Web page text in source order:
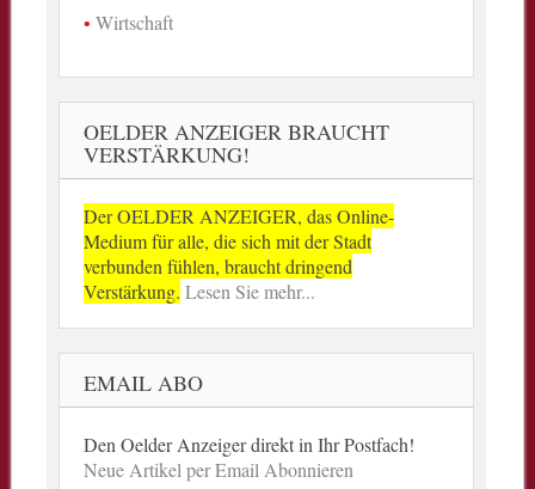
Wirtschaft
OELDER ANZEIGER BRAUCHT
VERSTÄRKUNG!
Der OELDER ANZEIGER, das Online-
Medium für alle, die sich mit der Stadt
verbunden fühlen, braucht dringend
Verstärkung. Lesen Sie mehr...
EMAIL ABO
Den Oelder Anzeiger direkt in Ihr Postfach!
Neue Artikel per Email Abonnieren